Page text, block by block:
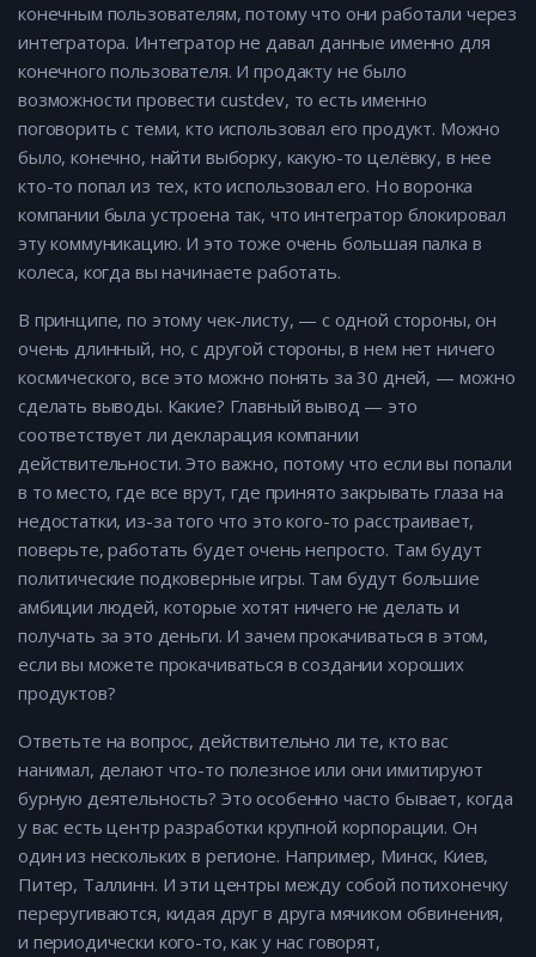
конечным пользователям, потому что они работали через
интегратора. Интегратор не давал данные именно для
конечного пользователя. И продакту не было
возможности провести custdev, то есть именно
поговорить с теми, кто использовал его продукт. Можно
было, конечно, найти выборку, какую-то целёвку, в нее
кто-то попал из тех, кто использовал его. Но воронка
компании была устроена так, что интегратор блокировал
эту коммуникацию. И это тоже очень большая палка в
колеса, когда вы начинаете работать.
В принципе, по этому чек-листу, — с одной стороны, он
очень длинный, но, с другой стороны, в нем нет ничего
космического, все это можно понять за 30 дней, — можно
сделать выводы. Какие? Главный вывод — это
соответствует ли декларация компании
действительности. Это важно, потому что если вы попали
в то место, где все врут, где принято закрывать глаза на
недостатки, из-за того что это кого-то расстраивает,
поверьте, работать будет очень непросто. Там будут
политические подковерные игры. Там будут большие
амбиции людей, которые хотят ничего не делать и
получать за это деньги. И зачем прокачиваться в этом,
если вы можете прокачиваться в создании хороших
продуктов?
Ответьте на вопрос, действительно ли те, кто вас
нанимал, делают что-то полезное или они имитируют
бурную деятельность? Это особенно часто бывает, когда
у вас есть центр разработки крупной корпорации. Он
один из нескольких в регионе. Например, Минск, Киев,
Питер, Таллинн. И эти центры между собой потихонечку
переругиваются, кидая друг в друга мячиком обвинения,
и периодически кого-то, как у нас говорят,